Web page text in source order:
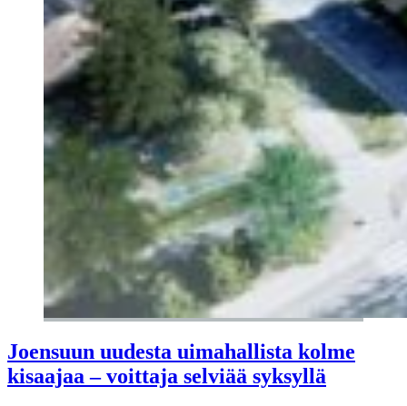
Joensuun uudesta uimahallista kolme
kisaajaa – voittaja selviää syksyllä